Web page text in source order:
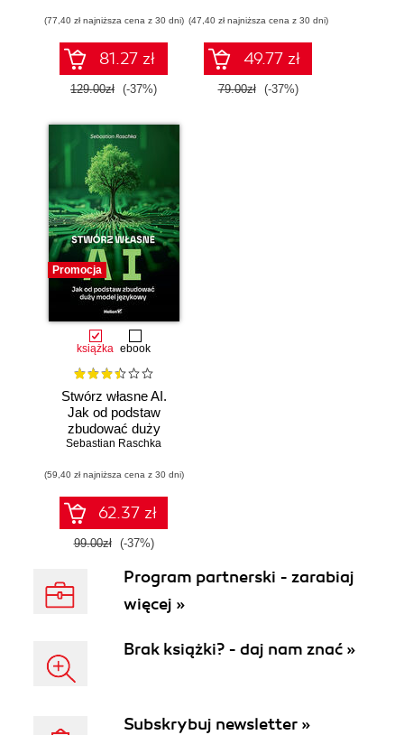
zastosowaniach.
Wydanie IV
(77,40 zł najniższa cena z 30 dni)
81.27 zł
129.00zł (-37%)
modelach
językowych w
praktyce
(47,40 zł najniższa cena z 30 dni)
49.77 zł
79.00zł (-37%)
Promocja
książka ebook
Stwórz własne AI.
Jak od podstaw
zbudować duży
model językowy
Sebastian Raschka
(59,40 zł najniższa cena z 30 dni)
62.37 zł
99.00zł (-37%)
Program partnerski - zarabiaj
więcej »
Brak książki? - daj nam znać »
Subskrybuj newsletter »